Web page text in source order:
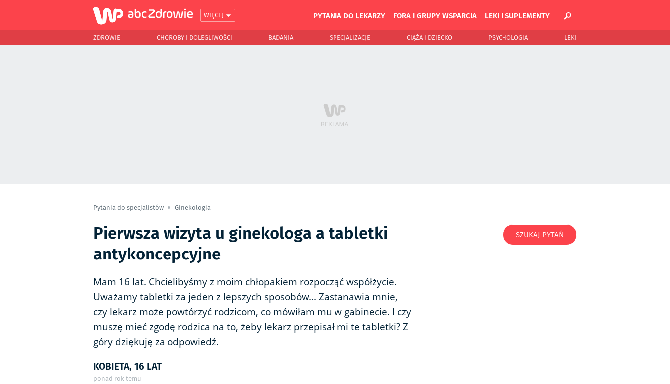
WIĘCEJ PYTANIA DO LEKARZY FORA I GRUPY WSPARCIA LEKI I SUPLEMENTY
ZDROWIE CHOROBY I DOLEGLIWOŚCI BADANIA SPECJALIZACJE CIĄŻA I DZIECKO PSYCHOLOGIA LEKI
Pytania do specjalistów Ginekologia
Pierwsza wizyta u ginekologa a tabletki
antykoncepcyjne
Mam 16 lat. Chcielibyśmy z moim chłopakiem rozpocząć współżycie.
Uważamy tabletki za jeden z lepszych sposobów... Zastanawia mnie,
czy lekarz może powtórzyć rodzicom, co mówiłam mu w gabinecie. I czy
muszę mieć zgodę rodzica na to, żeby lekarz przepisał mi te tabletki? Z
góry dziękuję za odpowiedź.
KOBIETA, 16 LAT
ponad rok temu
SZUKAJ PYTAŃ